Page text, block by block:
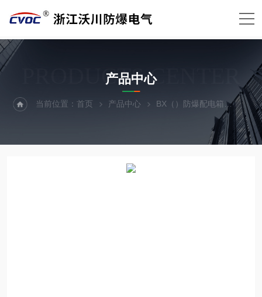
PRODUCTS CENTER
产品中心
当前位置：首页 产品中心 BX（）防爆配电箱 防爆